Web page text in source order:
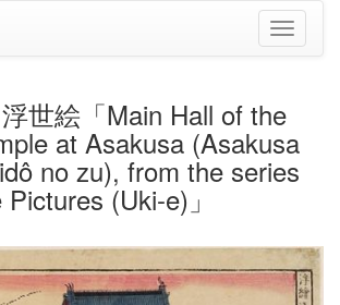
ナ
ビ
シ
ョ
の
替
え
世絵「Main Hall of the
at Asakusa (Asakusa
no zu), from the series
(Uki-e)」